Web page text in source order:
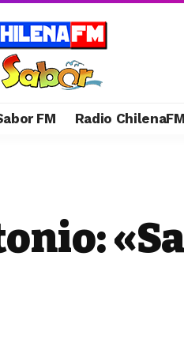
FM Radio ChilenaFM